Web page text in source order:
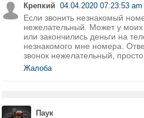
Крепкий 04.04.2020 07:23:53 am
Если звонить незнакомый
нежелательный. Может у
или закончились деньги на
незнакомого мне номера.
звонок нежелательный,
Жалоба
Паук